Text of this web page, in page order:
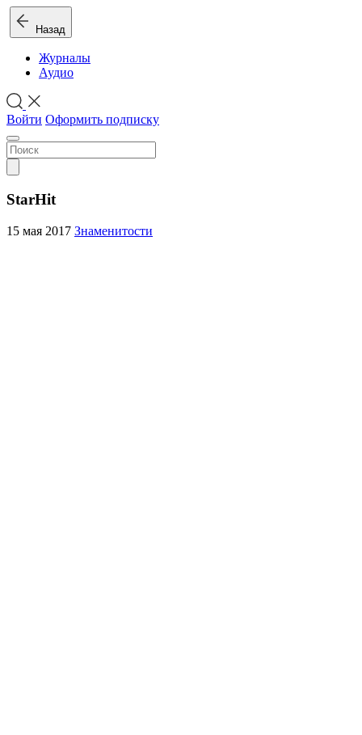
Назад
Журналы
Аудио
Войти Оформить подписку
StarHit
15 мая 2017 Знаменитости